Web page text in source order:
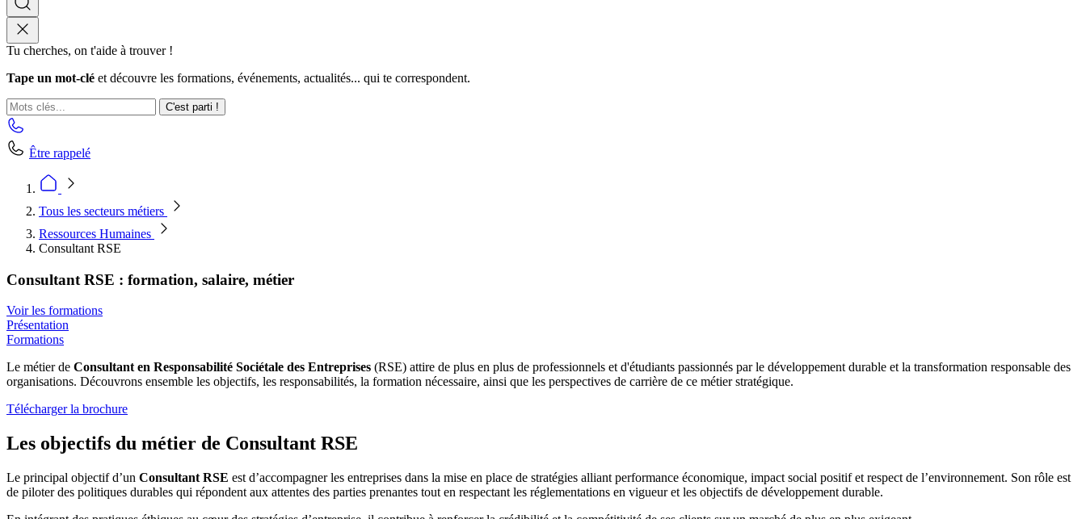
Tu cherches, on t'aide à trouver !
Tape un mot-clé et découvre les formations, événements, actualités... qui te correspondent.
C'est parti !
Être rappelé
Tous les secteurs métiers
Ressources Humaines
Consultant RSE
Consultant RSE : formation, salaire, métier
Voir les formations
Présentation
Formations
Le métier de Consultant en Responsabilité Sociétale des Entreprises (RSE) attire de plus en plus de professionnels et d'étudiants passionnés par le développement durable et la transformation responsable des
organisations. Découvrons ensemble les objectifs, les responsabilités, la formation nécessaire, ainsi que les perspectives de carrière de ce métier stratégique.
Télécharger la brochure
Les objectifs du métier de Consultant RSE
Le principal objectif d’un Consultant RSE est d’accompagner les entreprises dans la mise en place de stratégies alliant performance économique, impact social positif et respect de l’environnement. Son rôle est
de piloter des politiques durables qui répondent aux attentes des parties prenantes tout en respectant les réglementations en vigueur et les objectifs de développement durable.